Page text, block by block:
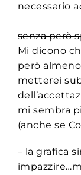
necessario
senza però
Mi dicono
però
metterei
mi sembra
(anche se
– la grafica